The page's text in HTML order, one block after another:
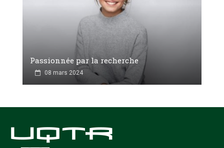
Passionnée par la recherche
08 mars 2024